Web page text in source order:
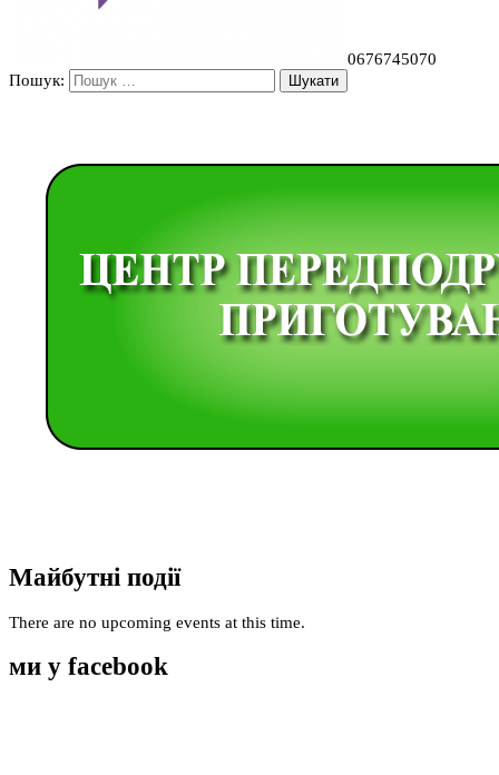
0676745070
Пошук:
Майбутні події
There are no upcoming events at this time.
ми у facebook